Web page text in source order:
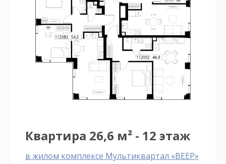
Квартира 26,6 м² - 12 этаж
в жилом комплексе Мультиквартал «ВЕЕР»